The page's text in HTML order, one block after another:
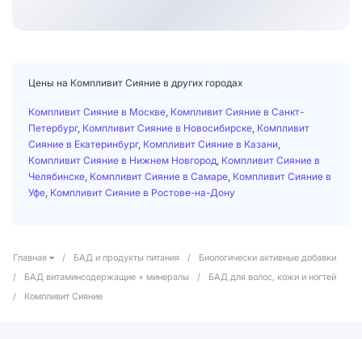
Цены на Компливит Сияние в других городах
Компливит Сияние в Москве Компливит Сияние в Санкт-
Петербург, Компливит Сияние в Новосибирске Компливит
Сияние в Екатеринбург, Компливит Сияние в Казани
Компливит Сияние в Нижнем Новгород Компливит Сияние в
Челябинске Компливит Сияние в Самаре Компливит Сияние в
Уфе Компливит Сияние в Ростове-на-Дону
Главная / БАД и продукты питания /
Биологически активные добавки
/
БАД витаминсодержащие + минералы /
БАД для волос, кожи и ногтей
/
Компливит Сияние